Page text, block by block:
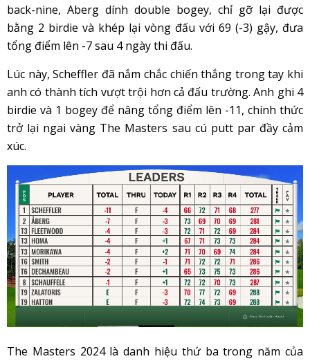
back-nine, Aberg dính double bogey, chỉ gỡ lại được
bằng 2 birdie và khép lại vòng đấu với 69 (-3) gậy, đưa
tổng điểm lên -7 sau 4 ngày thi đấu.
Lúc này, Scheffler đã nắm chắc chiến thắng trong tay khi
anh có thành tích vượt trội hơn cả đấu trường. Anh ghi 4
birdie và 1 bogey để nâng tổng điểm lên -11, chính thức
trở lại ngai vàng The Masters sau cú putt par đầy cảm
xúc.
The Masters 2024 là danh hiệu thứ ba trong năm của